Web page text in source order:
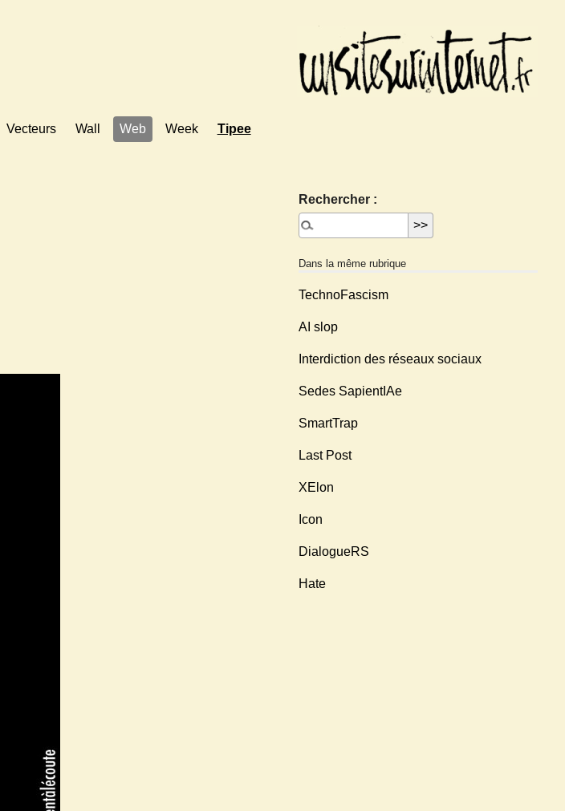
Vecteurs Wall Web Week Tipee
Rechercher :
Dans la même rubrique
TechnoFascism
AI slop
Interdiction des réseaux sociaux
Sedes SapientIAe
SmartTrap
Last Post
XElon
Icon
DialogueRS
Hate